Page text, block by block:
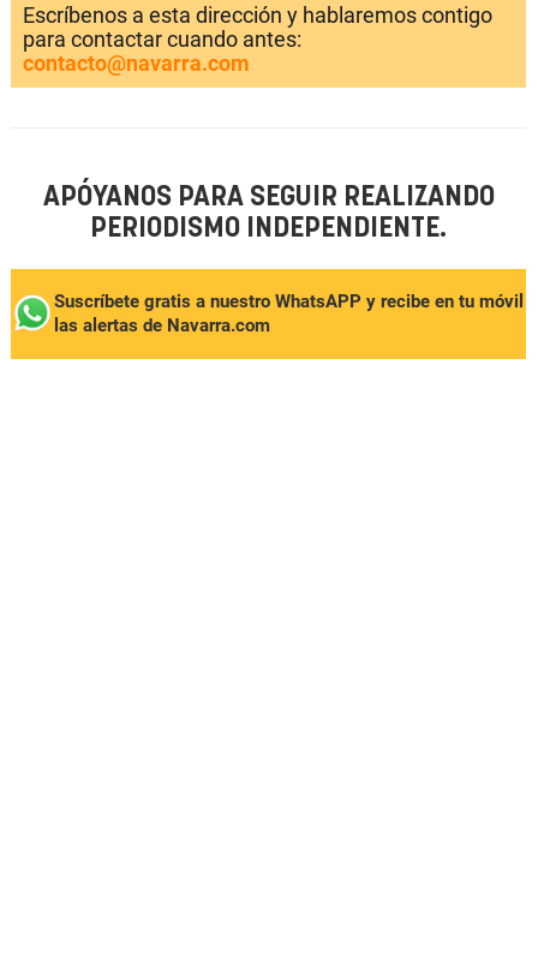
Escríbenos a esta dirección y hablaremos contigo
para contactar cuando antes:
contacto@navarra.com
APÓYANOS PARA SEGUIR REALIZANDO
PERIODISMO INDEPENDIENTE.
Suscríbete gratis a nuestro WhatsAPP y recibe en tu móvil
las alertas de Navarra.com